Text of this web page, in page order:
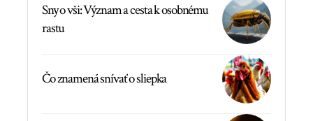
Sny o vši: Význam a cesta k osobnému
rastu
Čo znamená snívať o sliepka